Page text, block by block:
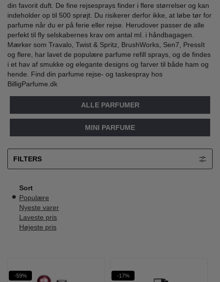
din favorit duft. De fine rejsesprays finder i flere størrelser og kan
indeholder op til 500 sprøjt. Du risikerer derfor ikke, at løbe tør for
parfume når du er på ferie eller rejse. Herudover passer de alle
perfekt til fly selskabernes krav om antal ml. i håndbagagen.
Mærker som Travalo, Twist & Spritz, BrushWorks, Sen7, PressIt
og flere, har lavet de populære parfume refill sprays, og de findes
i et hav af smukke og elegante designs og farver til både ham og
hende. Find din parfume rejse- og taskespray hos
BilligParfume.dk
ALLE PARFUMER
MINI PARFUME
FILTERS
Sort
Populære
Nyeste varer
Laveste pris
Højeste pris
-59% -17%